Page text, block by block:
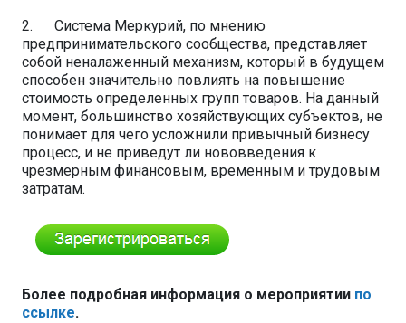
2. Система Меркурий, по мнению
предпринимательского сообщества, представляет
собой неналаженный механизм, который в будущем
способен значительно повлиять на повышение
стоимость определенных групп товаров. На данный
момент, большинство хозяйствующих субъектов, не
понимает для чего усложнили привычный бизнесу
процесс, и не приведут ли нововведения к
чрезмерным финансовым, временным и трудовым
затратам.
Более подробная информация о мероприятии по
ссылке.